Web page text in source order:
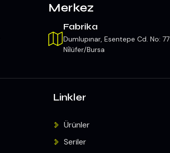
Merkez
Fabrika
Dumlupınar, Esentepe Cd. No: 77
Ni̇lüfer/Bursa
Linkler
Ürünler
Seriler